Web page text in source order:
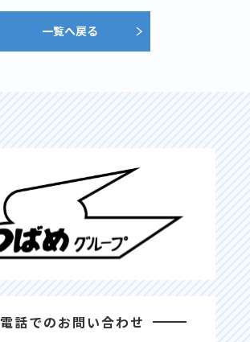
一覧へ戻る
電話でのお問い合わせ